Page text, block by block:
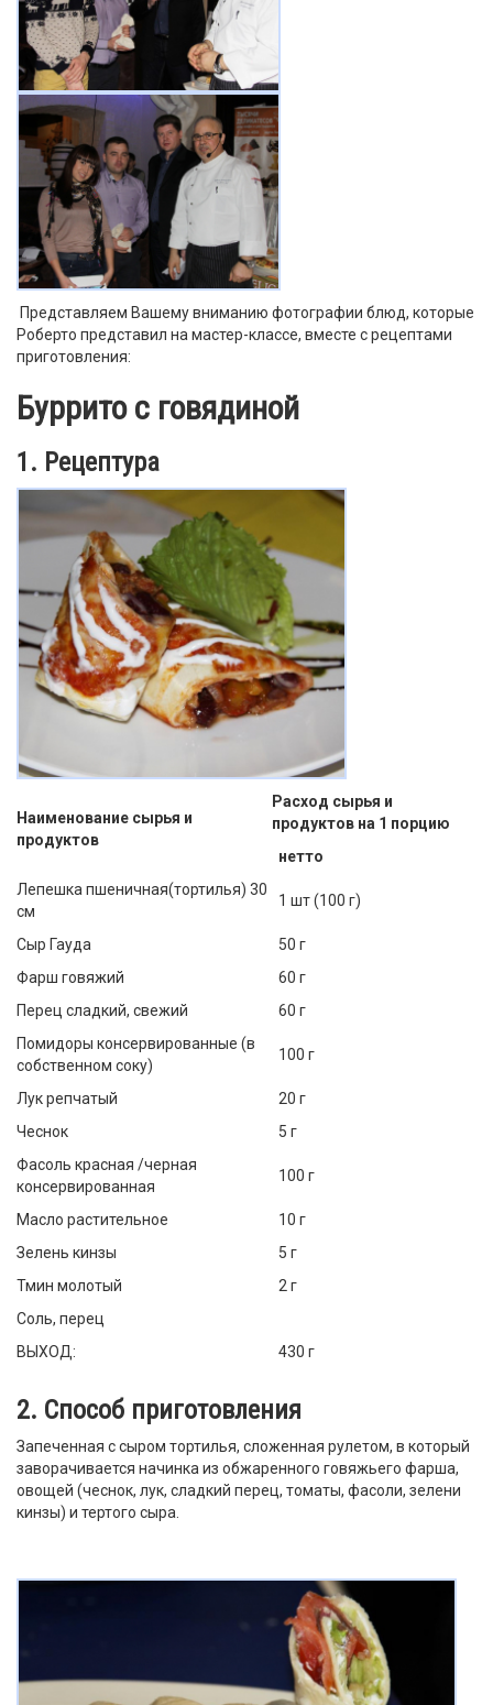
Представляем Вашему вниманию фотографии блюд, которые
Роберто представил на мастер-классе, вместе с рецептами
приготовления:
Буррито с говядиной
1. Рецептура
Наименование сырья и
продуктов
Расход сырья и
продуктов на 1 порцию
нетто
Лепешка пшеничная(тортилья) 30
см
1 шт (100 г)
Сыр Гауда
50 г
Фарш говяжий
60 г
Перец сладкий, свежий
60 г
Помидоры консервированные (в
собственном соку)
100 г
Лук репчатый
20 г
Чеснок
5 г
Фасоль красная /черная
консервированная
100 г
Масло растительное
10 г
Зелень кинзы
5 г
Тмин молотый
2 г
Соль, перец
ВЫХОД:
430 г
2. Способ приготовления
Запеченная с сыром тортилья, сложенная рулетом, в который
заворачивается начинка из обжаренного говяжьего фарша,
овощей (чеснок, лук, сладкий перец, томаты, фасоли, зелени
кинзы) и тертого сыра.